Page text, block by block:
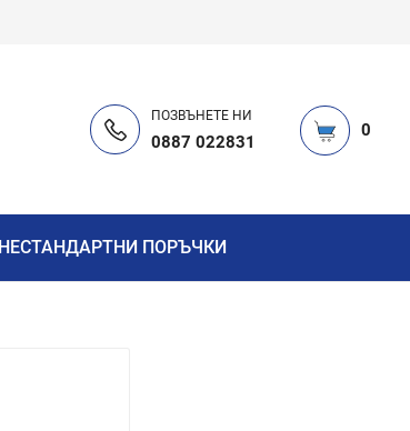
ПОЗВЪНЕТЕ НИ
0887 022831
0
НЕСТАНДАРТНИ ПОРЪЧКИ